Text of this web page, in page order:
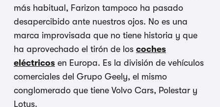
más habitual, Farizon tampoco ha pasado
desapercibido ante nuestros ojos. No es una
marca improvisada que no tiene historia y que
ha aprovechado el tirón de los coches
eléctricos en Europa. Es la división de vehículos
comerciales del Grupo Geely, el mismo
conglomerado que tiene Volvo Cars, Polestar y
Lotus.